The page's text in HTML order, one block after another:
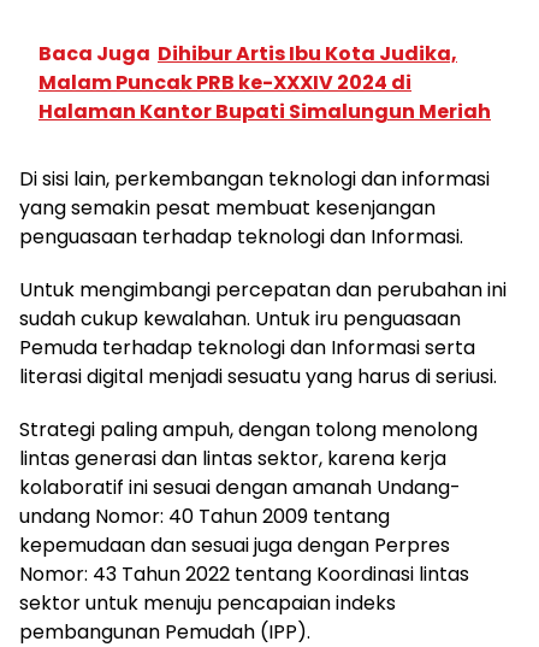
Baca Juga Dihibur Artis Ibu Kota Judika,
Malam Puncak PRB ke-XXXIV 2024 di
Halaman Kantor Bupati Simalungun Meriah
Di sisi lain, perkembangan teknologi dan informasi
yang semakin pesat membuat kesenjangan
penguasaan terhadap teknologi dan Informasi.
Untuk mengimbangi percepatan dan perubahan ini
sudah cukup kewalahan. Untuk iru penguasaan
Pemuda terhadap teknologi dan Informasi serta
literasi digital menjadi sesuatu yang harus di seriusi.
Strategi paling ampuh, dengan tolong menolong
lintas generasi dan lintas sektor, karena kerja
kolaboratif ini sesuai dengan amanah Undang-
undang Nomor: 40 Tahun 2009 tentang
kepemudaan dan sesuai juga dengan Perpres
Nomor: 43 Tahun 2022 tentang Koordinasi lintas
sektor untuk menuju pencapaian indeks
pembangunan Pemudah (IPP).